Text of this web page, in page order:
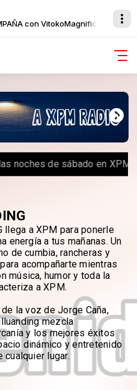
con VitokoMagnifico
noches de sábado en XPM
llega a XPM para ponerle
energía a tus mañanas. Un
de cumbia, rancheras y
acompañarte mientras
música, humor y toda la
a XPM.
la voz de Jorge Caña,
mezcla
y los mejores éxitos
dinámico y entretenido
lugar.